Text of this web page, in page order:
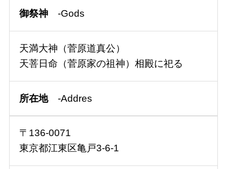
御祭神-Gods
天満大神（菅原道真公）
天菩日命（菅原家の祖神）相殿に祀る
所在地-Addres
〒136-0071
東京都江東区亀戸3-6-1